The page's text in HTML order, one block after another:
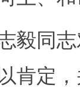
同志
肯定